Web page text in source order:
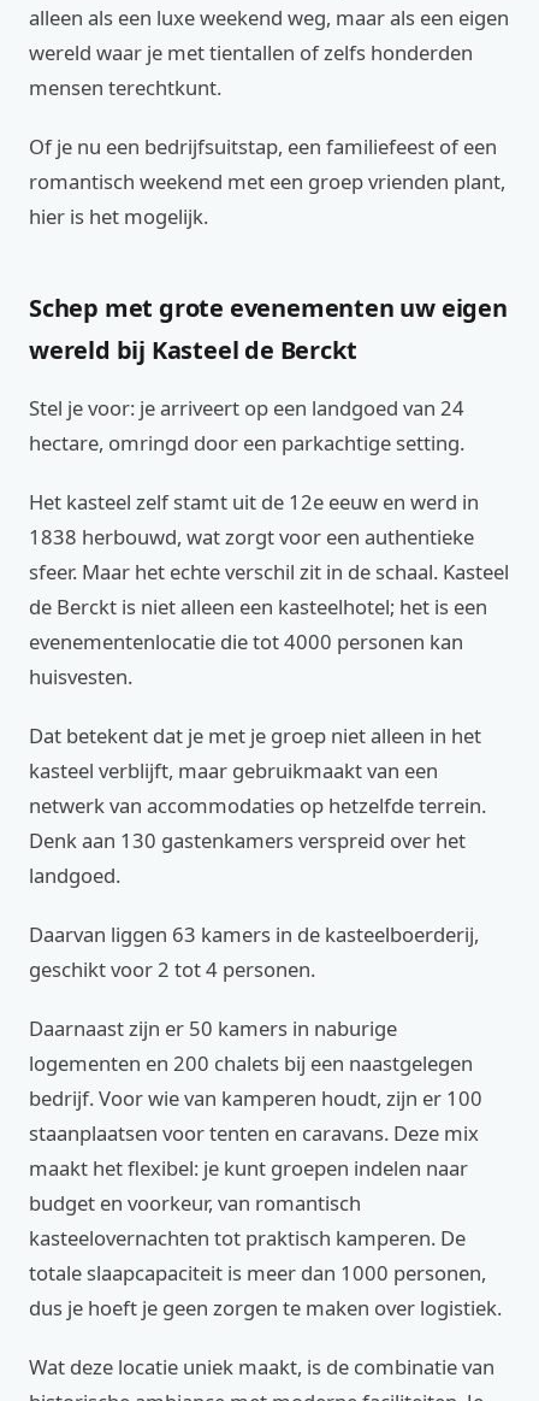
alleen als een luxe weekend weg, maar als een eigen
wereld waar je met tientallen of zelfs honderden
mensen terechtkunt.
Of je nu een bedrijfsuitstap, een familiefeest of een
romantisch weekend met een groep vrienden plant,
hier is het mogelijk.
Schep met grote evenementen uw eigen
wereld bij Kasteel de Berckt
Stel je voor: je arriveert op een landgoed van 24
hectare, omringd door een parkachtige setting.
Het kasteel zelf stamt uit de 12e eeuw en werd in
1838 herbouwd, wat zorgt voor een authentieke
sfeer. Maar het echte verschil zit in de schaal. Kasteel
de Berckt is niet alleen een kasteelhotel; het is een
evenementenlocatie die tot 4000 personen kan
huisvesten.
Dat betekent dat je met je groep niet alleen in het
kasteel verblijft, maar gebruikmaakt van een
netwerk van accommodaties op hetzelfde terrein.
Denk aan 130 gastenkamers verspreid over het
landgoed.
Daarvan liggen 63 kamers in de kasteelboerderij,
geschikt voor 2 tot 4 personen.
Daarnaast zijn er 50 kamers in naburige
logementen en 200 chalets bij een naastgelegen
bedrijf. Voor wie van kamperen houdt, zijn er 100
staanplaatsen voor tenten en caravans. Deze mix
maakt het flexibel: je kunt groepen indelen naar
budget en voorkeur, van romantisch
kasteelovernachten tot praktisch kamperen. De
totale slaapcapaciteit is meer dan 1000 personen,
dus je hoeft je geen zorgen te maken over logistiek.
Wat deze locatie uniek maakt, is de combinatie van